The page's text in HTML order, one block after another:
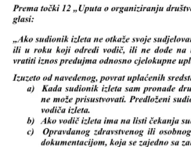
Novosti Markacijske komisije
Plan aktivnosti za 2025. godinu
Putevi koje održava HPD Željezničar
Povijest Markacijske komisije